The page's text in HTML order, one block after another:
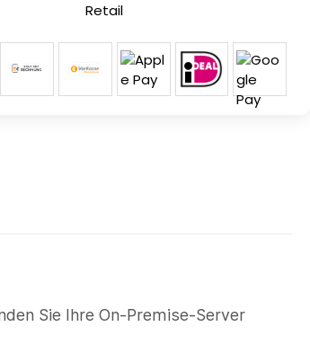
Retail
Sie Ihre On-Premise-Server